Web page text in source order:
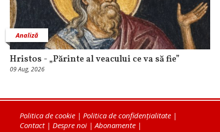
Analiză
Hristos - „Părinte al veacului ce va să fie”
09 Aug, 2026
Politica de cookie | Politica de confidențialitate |
Contact| Despre noi |Abonamente |